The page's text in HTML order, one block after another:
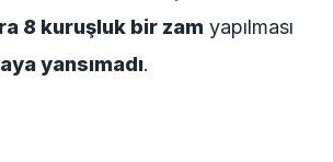
8 kuruşluk bir zam yapılması
yansımadı.